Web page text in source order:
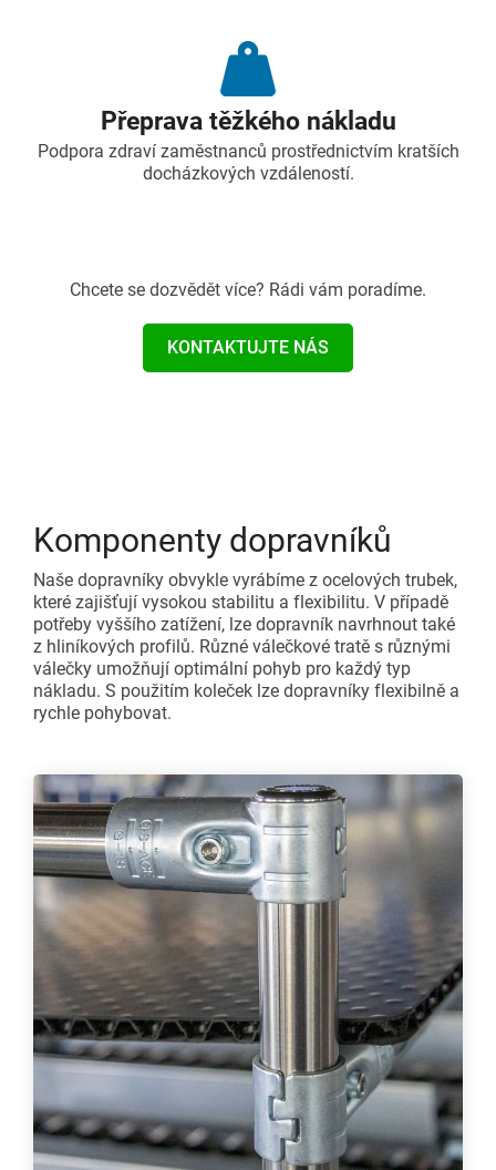
Přeprava těžkého nákladu
Podpora zdraví zaměstnanců prostřednictvím kratších
docházkových vzdáleností.
Chcete se dozvědět více? Rádi vám poradíme.
KONTAKTUJTE NÁS
Komponenty dopravníků
Naše dopravníky obvykle vyrábíme z ocelových trubek,
které zajišťují vysokou stabilitu a flexibilitu. V případě
potřeby vyššího zatížení, lze dopravník navrhnout také
z hliníkových profilů. Různé válečkové tratě s různými
válečky umožňují optimální pohyb pro každý typ
nákladu. S použitím koleček lze dopravníky flexibilně a
rychle pohybovat.